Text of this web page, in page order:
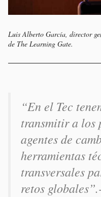
Luis Alberto García, director
de The Learning Gate.
“En el Tec
transmitir a los
agentes de
herramientas
transversales
retos globales